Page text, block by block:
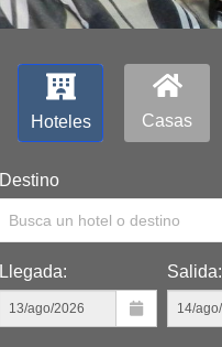
Hoteles Casas
Destino
Busca un hotel o destino
Llegada: Salida: